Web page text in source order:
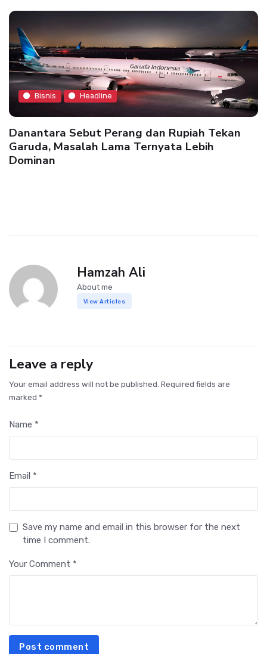
Bisnis Headline
Danantara Sebut Perang dan Rupiah Tekan
Garuda, Masalah Lama Ternyata Lebih
Dominan
Hamzah Ali
About me
View Articles
Leave a reply
Your email address will not be published. Required fields are
marked *
Name *
Email *
Save my name and email in this browser for the next
time I comment.
Your Comment *
Post comment